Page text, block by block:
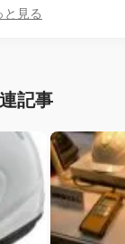
と見る
記事